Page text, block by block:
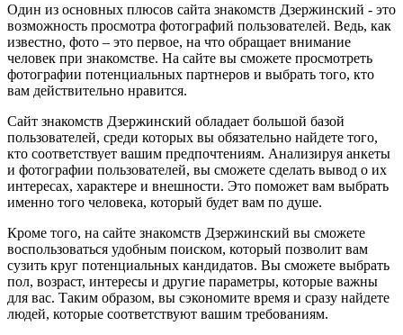
Один из основных плюсов сайта знакомств Дзержинский - это
возможность просмотра фотографий пользователей. Ведь, как
известно, фото – это первое, на что обращает внимание
человек при знакомстве. На сайте вы сможете просмотреть
фотографии потенциальных партнеров и выбрать того, кто
вам действительно нравится.
Сайт знакомств Дзержинский обладает большой базой
пользователей, среди которых вы обязательно найдете того,
кто соответствует вашим предпочтениям. Анализируя анкеты
и фотографии пользователей, вы сможете сделать вывод о их
интересах, характере и внешности. Это поможет вам выбрать
именно того человека, который будет вам по душе.
Кроме того, на сайте знакомств Дзержинский вы сможете
воспользоваться удобным поиском, который позволит вам
сузить круг потенциальных кандидатов. Вы сможете выбрать
пол, возраст, интересы и другие параметры, которые важны
для вас. Таким образом, вы сэкономите время и сразу найдете
людей, которые соответствуют вашим требованиям.